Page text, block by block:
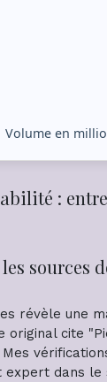
Volume en
:
sources
révèle une
original cite
expert dans le